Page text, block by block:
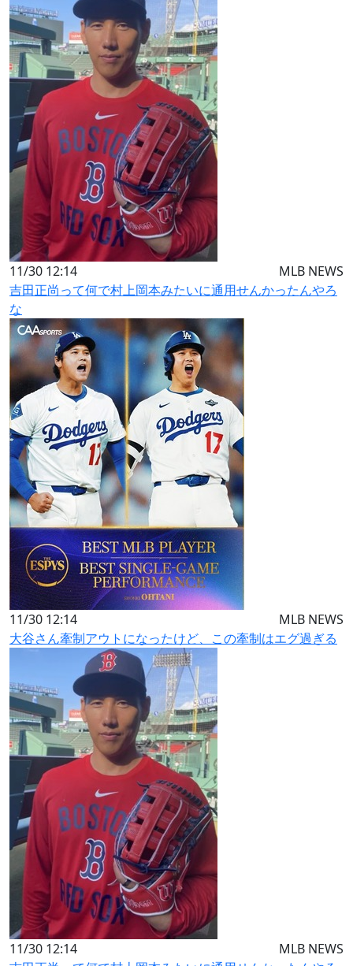
11/30 12:14
MLB NEWS
吉田正尚って何で村上岡本みたいに通用せんかったんやろ
な
11/30 12:14
MLB NEWS
大谷さん牽制アウトになったけど、この牽制はエグ過ぎる
11/30 12:14
MLB NEWS